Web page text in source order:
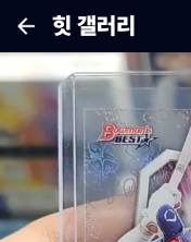
힛 갤러리